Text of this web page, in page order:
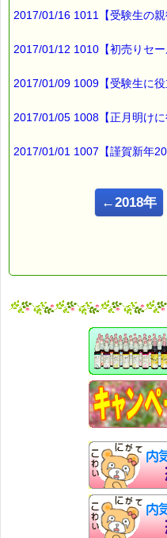
2017/01/16 1011【受験生の親
2017/01/12 1010【初売りセー
2017/01/09 1009【受験生に役
2017/01/05 1008【正月明けに
2017/01/01 1007【謹賀新年
←2018年